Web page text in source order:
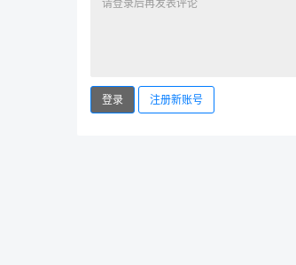
登录 注册新账号